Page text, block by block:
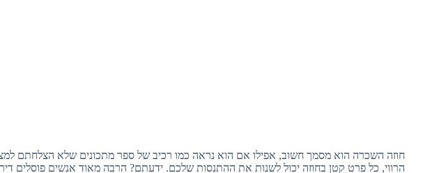
חוזה השכרה הוא מסמך חשוב, אפילו אם הוא נראה כמו רכיב של ספר מתכונים שלא הצלחתם
הרווי, כל פרט קטן בחוזה יכול לשנות את ההתנסות שלכם. ידעתם? הרבה מאוד אנשים פוסלים